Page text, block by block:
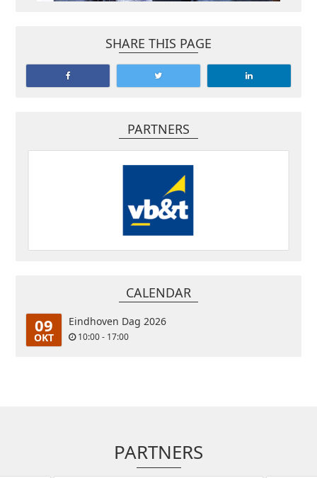
SHARE THIS PAGE
PARTNERS
CALENDAR
09
OKT
Eindhoven Dag 2026
10:00 - 17:00
PARTNERS